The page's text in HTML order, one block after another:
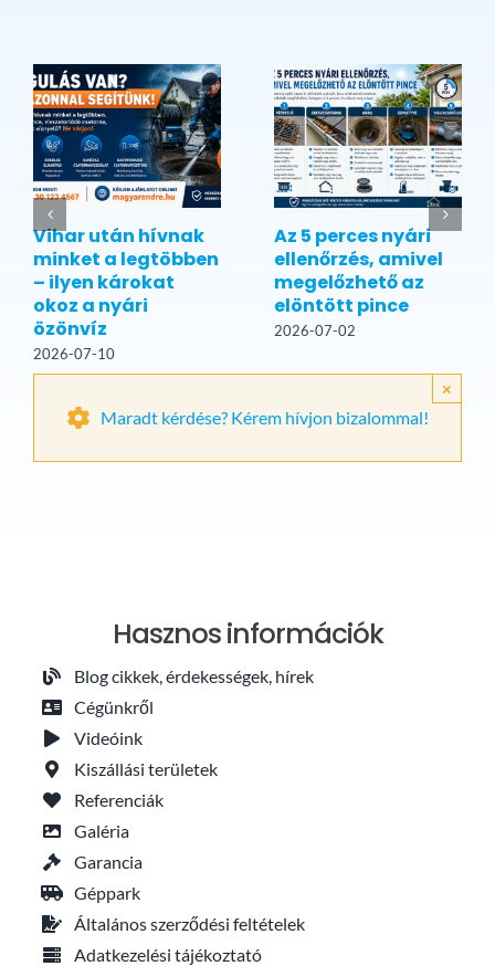
Vihar után hívnak
minket a legtöbben
– ilyen károkat
okoz a nyári
özönvíz
2026-07-10
Az 5 perces nyári
ellenőrzés, amivel
megelőzhető az
elöntött pince
2026-07-02
Maradt kérdése? Kérem hívjon bizalommal!
×
Hasznos információk
Blog cikkek, érdekességek, hírek
Cégünkről
Videóink
Kiszállási területek
Referenciák
Galéria
Garancia
Géppark
Általános szerződési feltételek
Adatkezelési tájékoztató